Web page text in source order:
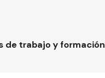
de trabajo y formación